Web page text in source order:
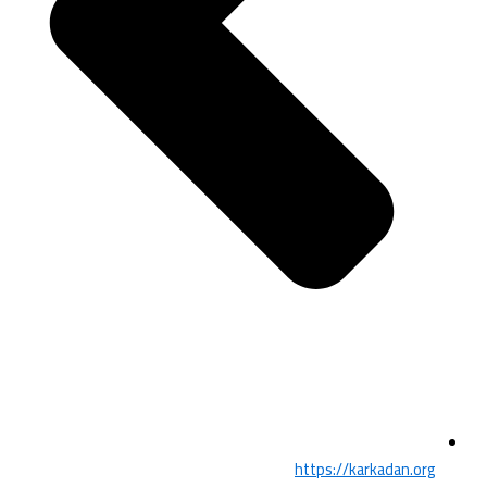
https://karkadan.org